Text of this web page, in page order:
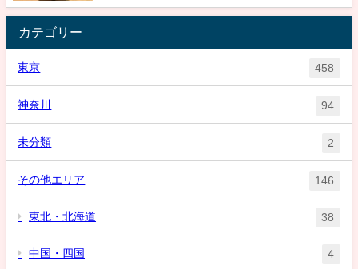
カテゴリー
東京 458
神奈川 94
未分類 2
その他エリア 146
東北・北海道 38
中国・四国 4